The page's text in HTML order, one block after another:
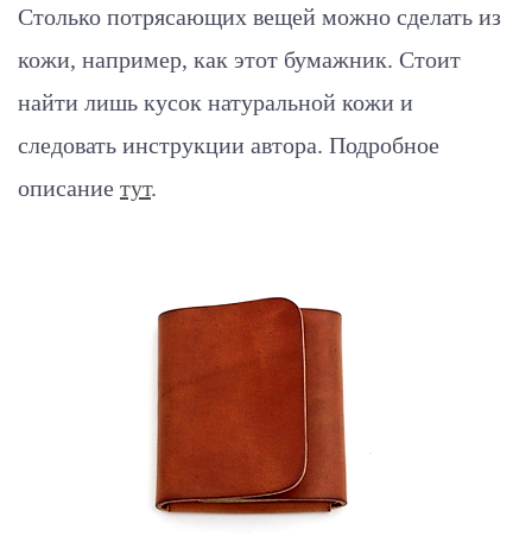
Столько потрясающих вещей можно сделать из
кожи, например, как этот бумажник. Стоит
найти лишь кусок натуральной кожи и
следовать инструкции автора. Подробное
описание тут.